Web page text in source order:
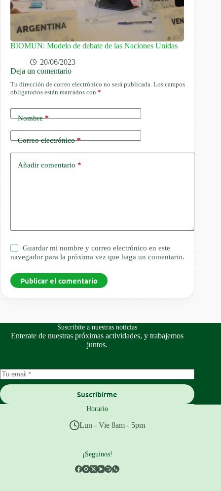
BIOMUN: Modelo de debate de las Naciones Unidas
20/06/2023
Deja un comentario
Tu dirección de correo electrónico no será publicada. Los campos
obligatorios están marcados con *
Nombre*
Correo electrónico*
Añadir comentario *
Guardar mi nombre y correo electrónico en este
navegador para la próxima vez que haga un comentario.
Publicar el comentario
Suscribite a nuestras noticias
Enterate de nuestras próximas actividades, y trabajemos
juntos.
Suscribirme
Horario
Lun - Vie 8am - 5pm
¡Seguinos!